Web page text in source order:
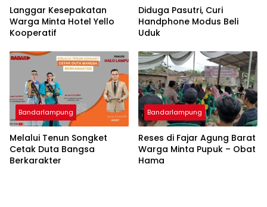
Langgar Kesepakatan
Warga Minta Hotel Yello
Kooperatif
Diduga Pasutri, Curi
Handphone Modus Beli
Uduk
Bandarlampung
Melalui Tenun Songket
Cetak Duta Bangsa
Berkarakter
Bandarlampung
Reses di Fajar Agung Barat
Warga Minta Pupuk – Obat
Hama